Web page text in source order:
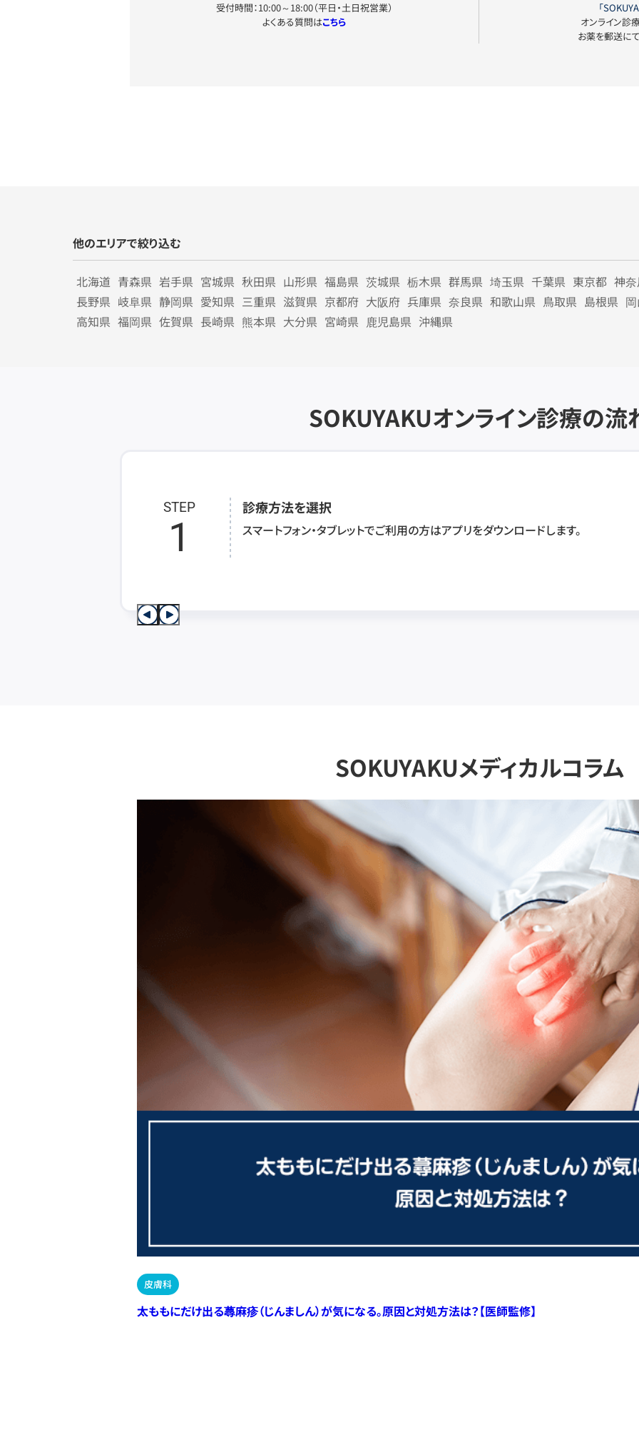
受付時間：10:00～18:00（平日・土日祝営業）
よくある質問はこちら
「
オンライン診
お薬を郵送に
他のエリアで絞り込む
北海道 青森県 岩手県 宮城県 秋田県 山形県 福島県 茨城県 栃木県 群馬県 埼玉県 千葉県 東京都 神
長野県 岐阜県 静岡県 愛知県 三重県 滋賀県 京都府 大阪府 兵庫県 奈良県 和歌山県 鳥取県 島根県
高知県 福岡県 佐賀県 長崎県 熊本県 大分県 宮崎県 鹿児島県 沖縄県
SOKUYAKUオンライン診療の流
STEP
1
診療方法を選択
スマートフォン・タブレットでご利用の方はアプリをダウンロードします。
SOKUYAKUメディカルコラム
皮膚科
太ももにだけ出る蕁麻疹（じんましん）が気になる。原因と対処方法は？【医師監修】